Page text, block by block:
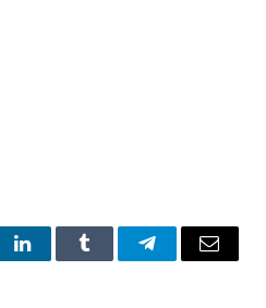
LinkedInTumblr TelegramEmail